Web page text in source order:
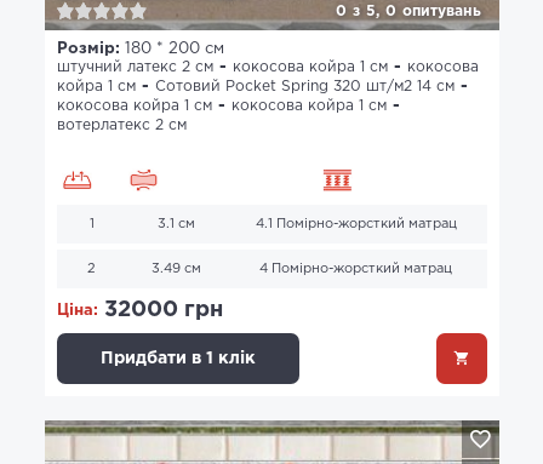
0 з 5, 0 опитувань
Розмір: 180 * 200 см
штучний латекс 2 см
кокосова койра 1 см
кокосова
койра 1 см
Сотовий Pocket Spring 320 шт/м2 14 см
кокосова койра 1 см
кокосова койра 1 см
вотерлатекс 2 см
1 3.1 см 4.1 Помірно-жорсткий матрац
2 3.49 см 4 Помірно-жорсткий матрац
Ціна: 32000 грн
Придбати в 1 клік